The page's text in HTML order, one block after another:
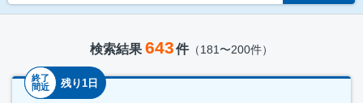
検索結果 643件（181〜200件）
終了
間近
残り1日